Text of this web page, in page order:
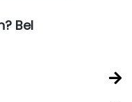
Bel